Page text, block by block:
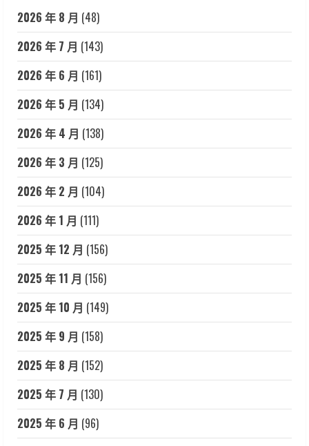
2026 年 8 月 (48)
2026 年 7 月 (143)
2026 年 6 月 (161)
2026 年 5 月 (134)
2026 年 4 月 (138)
2026 年 3 月 (125)
2026 年 2 月 (104)
2026 年 1 月 (111)
2025 年 12 月 (156)
2025 年 11 月 (156)
2025 年 10 月 (149)
2025 年 9 月 (158)
2025 年 8 月 (152)
2025 年 7 月 (130)
2025 年 6 月 (96)